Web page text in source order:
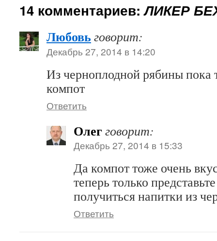
14 комментариев:ЛИКЕР
Любовь говорит:
Декабрь 27, 2014 в 14:20
Из черноплодной рябины пока
компот
Ответить
Олегговорит:
Декабрь 27, 2014 в 15:33
Да компот тоже очень
теперь только
получиться напитки из
Ответить